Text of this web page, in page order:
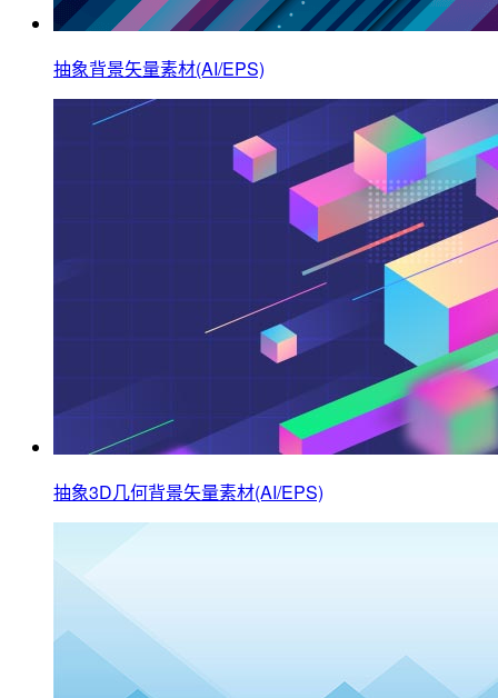
抽象背景矢量素材(AI/EPS)
抽象3D几何背景矢量素材(AI/EPS)